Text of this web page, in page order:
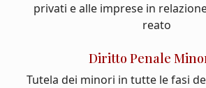
privati e alle imprese in
reato
Diritto Penale
Tutela dei minori in tutte le fasi